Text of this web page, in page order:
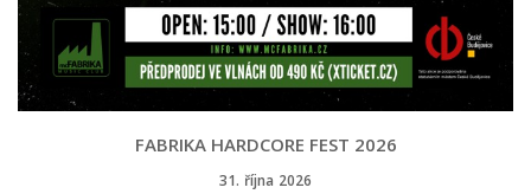
FABRIKA HARDCORE FEST 2026
31. října 2026